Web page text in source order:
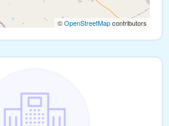
©OpenStreetMapcontributors